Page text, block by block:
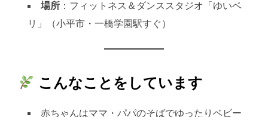
場所 ：フィットネス＆ダンススタジオ「ゆいベ
リ」（小平市・一橋学園駅すぐ）
こんなことをしています
赤ちゃんはママ・パパのそばでゆったりベビー